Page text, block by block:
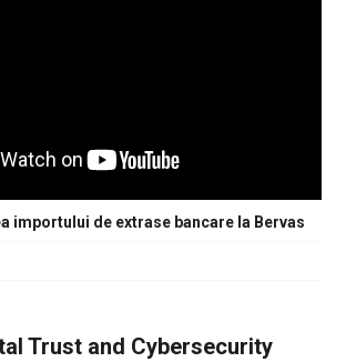
importului de extrase bancare la Bervas
Trust and Cybersecurity